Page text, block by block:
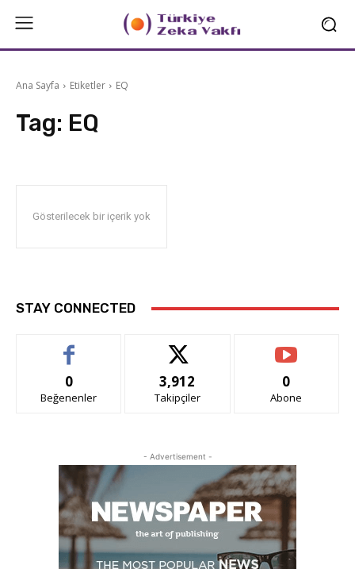
Ana Sayfa Etiketler EQ
Tag: EQ
Gösterilecek bir içerik yok
STAY CONNECTED
0
Beğenenler
3,912
Takipçiler
0
Abone
- Advertisement -